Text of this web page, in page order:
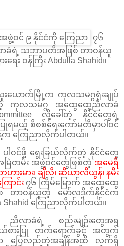
၇၆
ခံရဲ့ သဘာပတိအဖြစ် တာဝန်ယူ
း ဝန်ကြီး Abdulla Shahid။
ယောက်မြို့က ကုလသမဂ္ဂရုံးချုပ်
စ်တဲ့ ကုလသမဂ္ဂ အထွေထွေညီလာခံ
လို့ခေါ်တဲ့ နိုင်ငံတွေရဲ့
ယ့် စိစစ်ရေးကော်မတီမှာပါဝင်
က ကြေညာလိုက်ပါတယ်။
ာ ပါဝင်ဖို့ ရွေးခြယ်လိုက်တဲ့ နိုင်ငံတွေ
မြဲတမ်း အဖွဲ့ဝင်တွေဖြစ်တဲ့အမေရိ
ားမား၊ ချီလီ၊ ဆီယာလီယွန်၊ နမီး
ောင်း၇၆ ကြိမ်မြောက် အထွေထွေ
တာဝန်ယူတဲ့ မော်လဒိုက်နိုင်ငံက
Shahid ကြေညာလိုက်ပါတယ်။
ာခံရဲ့ စည်းမျဉ်းတွေအရ
ားပြု တက်ရောက်ခွင့် အတွက်
ဿနာ ပြေလည်တဲ့အချိန်အထိ လက်ရှိ